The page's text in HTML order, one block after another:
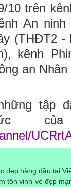
10 trên
An
(THĐT2 -
kênh
an
tập
đẹp hàng đầu tại
tôn vinh vẻ đẹp